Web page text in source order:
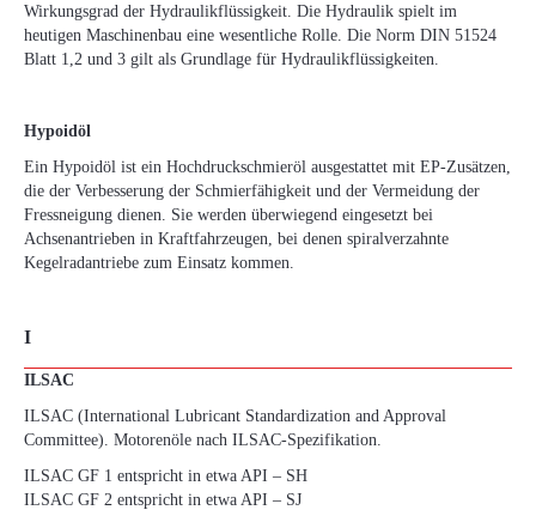
Wirkungsgrad der Hydraulikflüssigkeit. Die Hydraulik spielt im
heutigen Maschinenbau eine wesentliche Rolle. Die Norm DIN 51524
Blatt 1,2 und 3 gilt als Grundlage für Hydraulikflüssigkeiten.
Hypoidöl
Ein Hypoidöl ist ein Hochdruckschmieröl ausgestattet mit EP-Zusätzen,
die der Verbesserung der Schmierfähigkeit und der Vermeidung der
Fressneigung dienen. Sie werden überwiegend eingesetzt bei
Achsenantrieben in Kraftfahrzeugen, bei denen spiralverzahnte
Kegelradantriebe zum Einsatz kommen.
I
ILSAC
ILSAC (International Lubricant Standardization and Approval
Committee). Motorenöle nach ILSAC-Spezifikation.
ILSAC GF 1 entspricht in etwa API – SH
ILSAC GF 2 entspricht in etwa API – SJ